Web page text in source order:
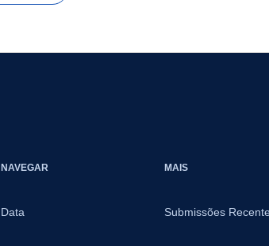
NAVEGAR
Data
MAIS
Submissões